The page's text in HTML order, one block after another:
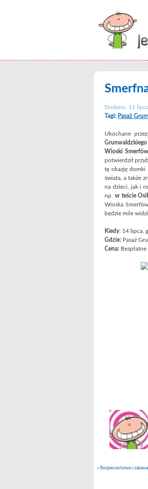
Dodano: 11
Tagi: Pasaż
Ukochane
Grunwaldzkiego
Wioski Smerfów
potwierdził
tę okazję domki
świata, a także
na dzieci, jak i
np. w teście
Wioska
będzie mile
Kiedy: 14 lipca,
Gdzie: Pasaż
Cena: Bezpłatne
« Bezpieczeństwo i